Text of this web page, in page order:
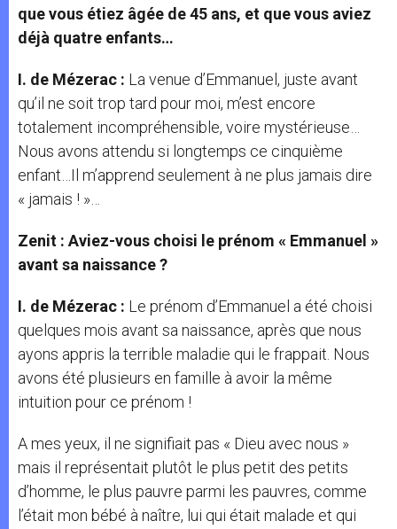
que vous étiez âgée de 45 ans, et que vous aviez
déjà quatre enfants…
I. de Mézerac : La venue d’Emmanuel, juste avant
qu’il ne soit trop tard pour moi, m’est encore
totalement incompréhensible, voire mystérieuse…
Nous avons attendu si longtemps ce cinquième
enfant…Il m’apprend seulement à ne plus jamais dire
« jamais ! »…
Zenit : Aviez-vous choisi le prénom « Emmanuel »
avant sa naissance ?
I. de Mézerac : Le prénom d’Emmanuel a été choisi
quelques mois avant sa naissance, après que nous
ayons appris la terrible maladie qui le frappait. Nous
avons été plusieurs en famille à avoir la même
intuition pour ce prénom !
A mes yeux, il ne signifiait pas « Dieu avec nous »
mais il représentait plutôt le plus petit des petits
d’homme, le plus pauvre parmi les pauvres, comme
l’était mon bébé à naître, lui qui était malade et qui